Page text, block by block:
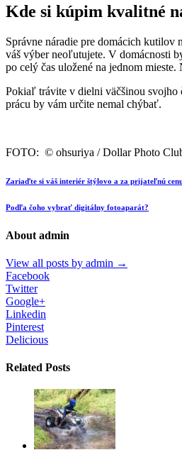
Kde si kúpim kvalitné
Správne náradie pre domácich
váš výber neoľutujete. V domácnosti
po celý čas uložené na jednom
Pokiaľ trávite v dielni väčšinou svojho
prácu by vám určite nemal chýbať.
FOTO: © ohsuriya / Dollar Photo
Zariaďte si váš interiér štýlovo a za prijateľnú
Podľa čoho vybrať digitálny fotoaparát?
About admin
View all posts by admin →
Facebook
Twitter
Google+
Linkedin
Pinterest
Delicious
Related Posts